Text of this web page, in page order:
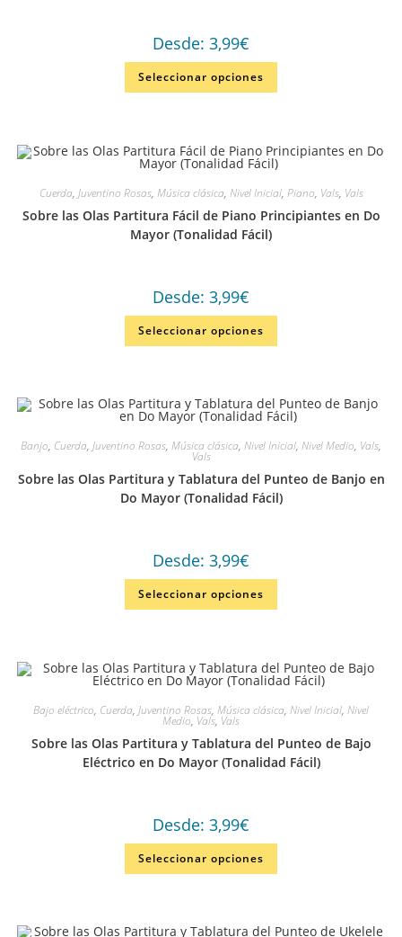
Desde: 3,99€
Seleccionar opciones
Cuerda, Juventino Rosas, Música clásica, Nivel Inicial, Piano, Vals, Vals
Sobre las Olas Partitura Fácil de Piano Principiantes en Do
Mayor (Tonalidad Fácil)
Desde: 3,99€
Seleccionar opciones
Banjo, Cuerda, Juventino Rosas, Música clásica, Nivel Inicial, Nivel Medio, Vals,
Vals
Sobre las Olas Partitura y Tablatura del Punteo de Banjo en
Do Mayor (Tonalidad Fácil)
Desde: 3,99€
Seleccionar opciones
Bajo eléctrico, Cuerda, Juventino Rosas, Música clásica, Nivel Inicial, Nivel
Medio, Vals, Vals
Sobre las Olas Partitura y Tablatura del Punteo de Bajo
Eléctrico en Do Mayor (Tonalidad Fácil)
Desde: 3,99€
Seleccionar opciones